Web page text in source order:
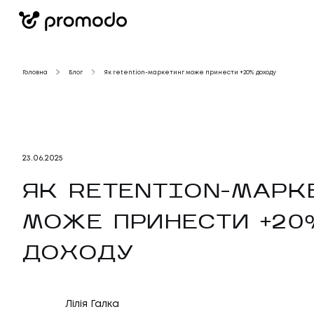
Головна Блог Як retention-маркетинг може принести +20% доходу
23 06. 2025
ЯК RETENTION-
МОЖЕ ПРИНЕСТИ
ДОХОДУ
Лілія Галка